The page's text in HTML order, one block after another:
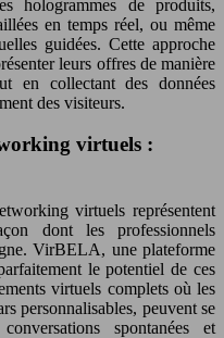
hologrammes de produits,
en temps réel, ou même
guidées. Cette approche
leurs offres de manière
en collectant des données
des visiteurs.
virtuels :
virtuels représentent
dont les professionnels
VirBELA, une plateforme
le potentiel de ces
virtuels complets où les
personnalisables, peuvent se
spontanées et